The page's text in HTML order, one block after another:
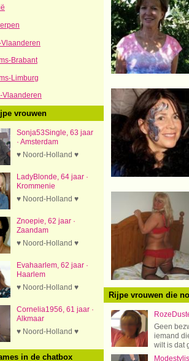
Vlaanderen
Brabant
Limburg
Vlaanderen
vrouwen
Sonja53Single, 63 jaar
· Amsterdam
♥ Noord-Holland ♥
LadyBlonde, 64 jaar ·
Krommenie
♥ Noord-Holland ♥
Znoepie, 62 jaar ·
Zaandam
♥ Noord-Holland ♥
Evahaarlem, 62 jaar ·
Haarlem
♥ Noord-Holland ♥
Cornelia1956, 61 jaar ·
Alkmaar
♥ Noord-Holland ♥
in de chatbox
Rijpe vrouwen die
Geen
iemand
wilt is dat